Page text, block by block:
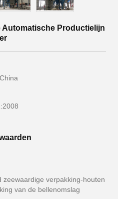
Automatische Productielijn
zeewaardige verpakking-houten
van de bellenomslag